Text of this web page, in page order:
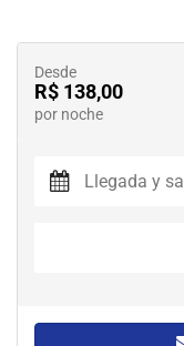
Desde
R$ 138,00
por noche